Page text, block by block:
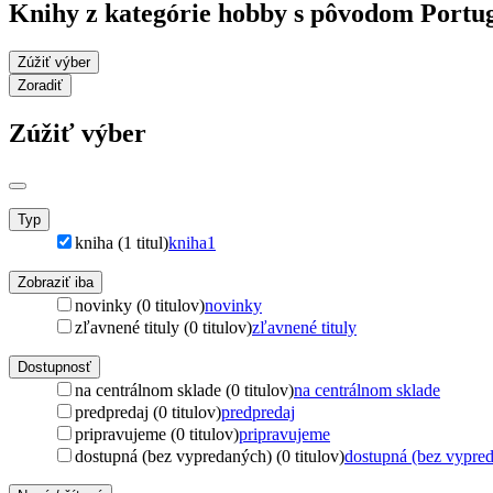
Knihy z kategórie hobby s pôvodom
Zúžiť výber
Zoradiť
Zúžiť výber
Typ
kniha (1 titul)kniha1
Zobraziť iba
novinky (0 titulov)novinky
zľavnené tituly (0 titulov)zľavnené tituly
Dostupnosť
na centrálnom sklade (0 titulov)na centrálnom sklade
predpredaj (0 titulov)predpredaj
pripravujeme (0 titulov)pripravujeme
dostupná (bez vypredaných) (0 titulov)dostupná (bez